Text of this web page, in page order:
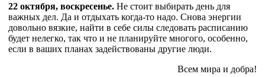
22 октября, воскресенье. Не стоит выбирать день для
важных дел. Да и отдыхать когда-то надо. Снова энергии
довольно вязкие, найти в себе силы следовать расписанию
будет нелегко, так что и не планируйте многого, особенно,
если в ваших планах задействованы другие люди.
Всем мира и добра!